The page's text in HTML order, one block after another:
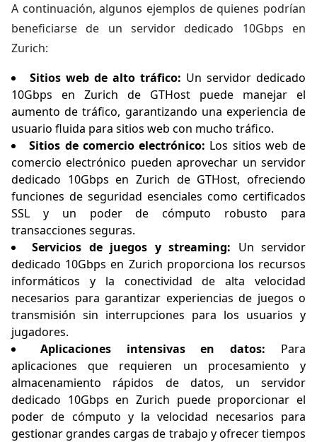
A continuación, algunos ejemplos de quienes podrían
beneficiarse de un servidor dedicado 10Gbps en
Zurich:
Sitios web de alto tráfico: Un servidor dedicado
10Gbps en Zurich de GTHost puede manejar el
aumento de tráfico, garantizando una experiencia de
usuario fluida para sitios web con mucho tráfico.
Sitios de comercio electrónico: Los sitios web de
comercio electrónico pueden aprovechar un servidor
dedicado 10Gbps en Zurich de GTHost, ofreciendo
funciones de seguridad esenciales como certificados
SSL y un poder de cómputo robusto para
transacciones seguras.
Servicios de juegos y streaming: Un servidor
dedicado 10Gbps en Zurich proporciona los recursos
informáticos y la conectividad de alta velocidad
necesarios para garantizar experiencias de juegos o
transmisión sin interrupciones para los usuarios y
jugadores.
Aplicaciones intensivas en datos: Para
aplicaciones que requieren un procesamiento y
almacenamiento rápidos de datos, un servidor
dedicado 10Gbps en Zurich puede proporcionar el
poder de cómputo y la velocidad necesarios para
gestionar grandes cargas de trabajo y ofrecer tiempos